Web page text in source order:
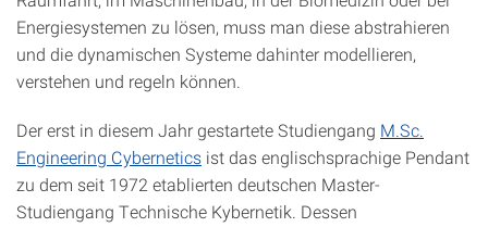
Energiesystemen zu lösen, muss man diese abstrahieren
und die dynamischen Systeme dahinter modellieren,
verstehen und regeln können.
Der erst in diesem Jahr gestartete Studiengang M.Sc.
Engineering Cybernetics ist das englischsprachige Pendant
zu dem seit 1972 etablierten deutschen Master-
Studiengang Technische Kybernetik. Dessen